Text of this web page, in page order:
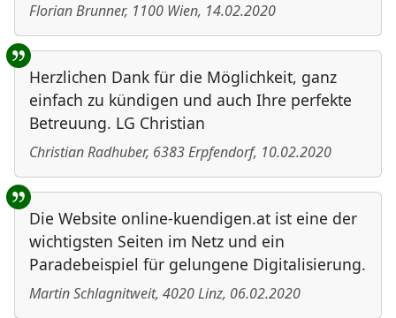
Florian Brunner, 1100 Wien, 14.02.2020
Herzlichen Dank für die Möglichkeit, ganz
einfach zu kündigen und auch Ihre perfekte
Betreuung. LG Christian
Christian Radhuber, 6383Erpfendorf, 10.02.2020
Die Website online-kuendigen.at ist eine der
wichtigsten Seiten im Netz und ein
Paradebeispiel für gelungene Digitalisierung.
Martin Schlagnitweit, 4020Linz, 06.02.2020